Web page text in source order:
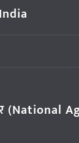
(National